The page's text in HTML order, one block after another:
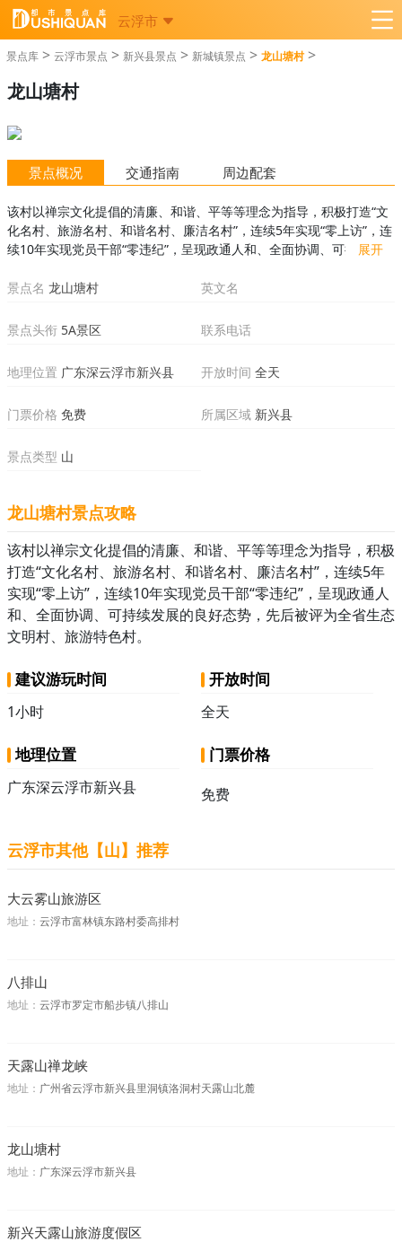
云浮市
景点库 > 云浮市景点 > 新兴县景点 > 新城镇景点 > 龙山塘村>
龙山塘村
景点概况 交通指南 周边配套
该村以禅宗文化提倡的清廉、和谐、平等等理念为指导，积极打造“文
化名村、旅游名村、和谐名村、廉洁名村”，连续5年实现“零上访”，连
续10年实现党员干部“零违纪”，呈现政通人和、全面协调、可持续发展
展开
景点名 龙山塘村 英文名
景点头衔 5A景区 联系电话
地理位置 广东深云浮市新兴县 开放时间 全天
门票价格 免费 所属区域 新兴县
景点类型 山
龙山塘村景点攻略
该村以禅宗文化提倡的清廉、和谐、平等等理念为指导，积极
打造“文化名村、旅游名村、和谐名村、廉洁名村”，连续5年
实现“零上访”，连续10年实现党员干部“零违纪”，呈现政通人
和、全面协调、可持续发展的良好态势，先后被评为全省生态
文明村、旅游特色村。
建议游玩时间
1小时
开放时间
全天
地理位置
广东深云浮市新兴县
门票价格
免费
云浮市其他【山】推荐
大云雾山旅游区
地址： 云浮市富林镇东路村委高排村
八排山
地址： 云浮市罗定市船步镇八排山
天露山禅龙峡
地址： 广州省云浮市新兴县里洞镇洛洞村天露山北麓
龙山塘村
地址： 广东深云浮市新兴县
新兴天露山旅游度假区